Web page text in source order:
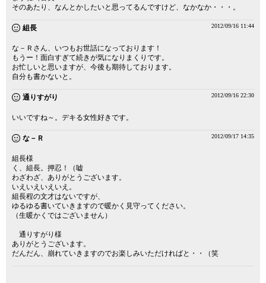
そのあたり、なんとかしたいと思ってるんですけど、なかなか・・・。
組長 2012/09/16 11:44
な－Ｒさん、いつもお世話になっております！
もうー！面白すぎて続きが気になりまくりです。
お忙しいと思いますが、今後も期待しております。
自分も書かないと。
通りすがり 2012/09/16 22:30
いいですね～。デキる女性好きです。
な－Ｒ 2012/09/17 14:35
組長様
く、組長。押忍！（嘘
わざわざ、ありがとうございます。
いえいえいえいえ。
組長程の文才はないですが、
ゆるゆる書いていきますので暖かく見守ってください。
（生暖かくではございません）
通りすがり様
ありがとうございます。
だんだん、崩れていきますのでお楽しみいただければと・・（笑